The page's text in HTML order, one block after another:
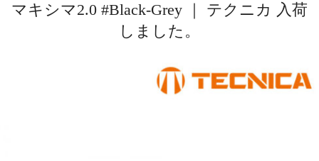
マキシマ2.0 #Black-Grey ｜ テクニカ 入荷
しました。